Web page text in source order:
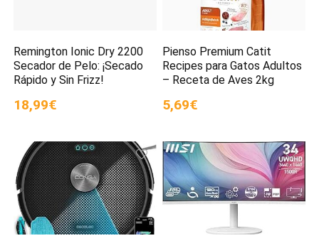
Remington Ionic Dry 2200
Secador de Pelo: ¡Secado
Rápido y Sin Frizz!
18,99€
Pienso Premium Catit
Recipes para Gatos Adultos
– Receta de Aves 2kg
5,69€